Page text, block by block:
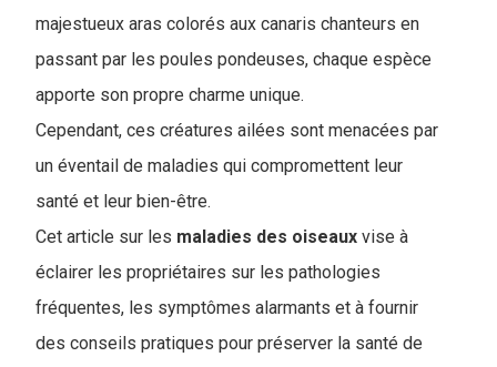
majestueux aras colorés aux canaris chanteurs en
passant par les poules pondeuses, chaque espèce
apporte son propre charme unique.
Cependant, ces créatures ailées sont menacées par
un éventail de maladies qui compromettent leur
santé et leur bien-être.
Cet article sur les maladies des oiseaux vise à
éclairer les propriétaires sur les pathologies
fréquentes, les symptômes alarmants et à fournir
des conseils pratiques pour préserver la santé de